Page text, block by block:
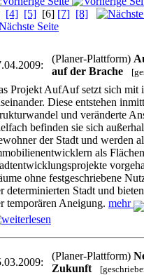
[4] [5] [6] [7] [8]
(Planer-Plattform)
auf der Brache
Projekt AufAuf setzt sich mit
Diese entstehen
und veränderte
befinden sie sich
der Stadt und werden
als
ohne festgeschriebene
determinierten Stadt und
temporären Aneigung. mehr
(Planer-Plattform)
Zukunft